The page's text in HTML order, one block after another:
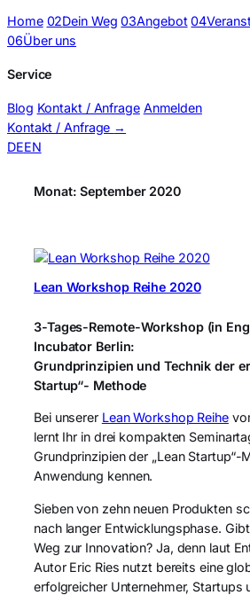
Home 02Dein Weg 03Angebot 04
06Über uns
Service
Blog Kontakt / Anfrage Anmelden
Kontakt / Anfrage →
DEEN
Monat:September 2020
Lean Workshop Reihe 2020
3-Tages-Remote-Workshop (in
Incubator Berlin:
Grundprinzipien und Technik der
Startup“- Methode
Bei unserer Lean Workshop Reihe
lernt Ihr in drei kompakten
Grundprinzipien der „Lean Startup“-
Anwendung kennen.
Sieben von zehn neuen Produkten
nach langer Entwicklungsphase.
Weg zur Innovation? Ja, denn laut
Autor Eric Ries nutzt bereits eine
erfolgreicher Unternehmer, Startups